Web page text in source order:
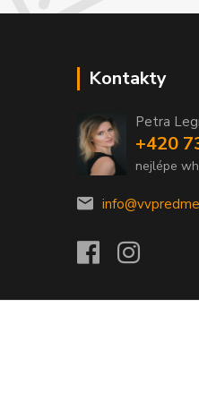
Kontakty
Petra
+420
nejlépe